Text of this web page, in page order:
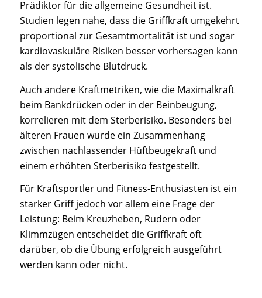
Prädiktor für die allgemeine Gesundheit ist.
Studien legen nahe, dass die Griffkraft umgekehrt
proportional zur Gesamtmortalität ist und sogar
kardiovaskuläre Risiken besser vorhersagen kann
als der systolische Blutdruck.
Auch andere Kraftmetriken, wie die Maximalkraft
beim Bankdrücken oder in der Beinbeugung,
korrelieren mit dem Sterberisiko. Besonders bei
älteren Frauen wurde ein Zusammenhang
zwischen nachlassender Hüftbeugekraft und
einem erhöhten Sterberisiko festgestellt.
Für Kraftsportler und Fitness-Enthusiasten ist ein
starker Griff jedoch vor allem eine Frage der
Leistung: Beim Kreuzheben, Rudern oder
Klimmzügen entscheidet die Griffkraft oft
darüber, ob die Übung erfolgreich ausgeführt
werden kann oder nicht.